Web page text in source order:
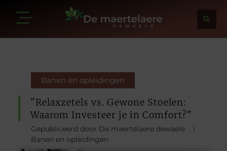
Banen en opleidingen
"Relaxzetels vs. Gewone Stoelen:
Waarom Investeer je in Comfort?"
Gepubliceerd door De maertelaere dewaele
Banen en opleidingen